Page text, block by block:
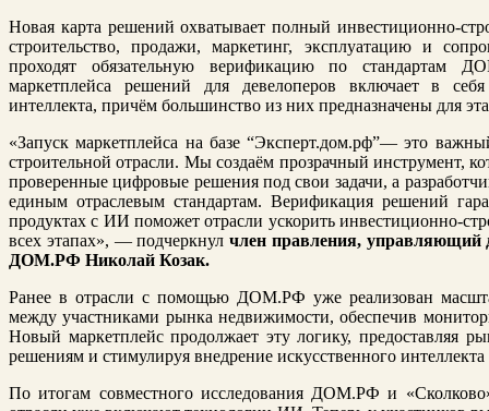
Новая карта решений охватывает полный инвестиционно-
строительство, продажи, маркетинг, эксплуатацию и
проходят обязательную верификацию по стандартам
маркетплейса решений для девелоперов включает в
интеллекта, причём большинство из них предназначены для
«Запуск маркетплейса на базе “Эксперт.дом.рф”— это
строительной отрасли. Мы создаём прозрачный инструмент,
проверенные цифровые решения под свои задачи, а
единым отраслевым стандартам. Верификация решений
продуктах с ИИ поможет отрасли ускорить инвестиционно-
всех этапах», — подчеркнул член правления, управляющий
ДОМ.РФ Николай Козак.
Ранее в отрасли с помощью ДОМ.РФ уже реализован
между участниками рынка недвижимости, обеспечив
Новый маркетплейс продолжает эту логику, предоставляя
решениям и стимулируя внедрение искусственного
По итогам совместного исследования ДОМ.РФ и